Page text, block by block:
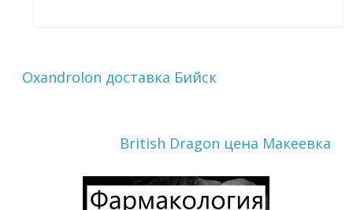
Oxandrolon доставка Бийск
British Dragon цена Макеевка